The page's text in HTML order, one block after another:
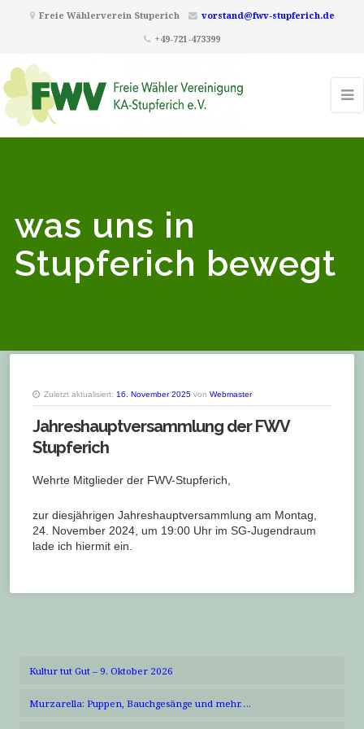
Freie Wählerverein Stuperich
vorstand@fwv-stupferich.de
+49-721-473399
was uns in
Stupferich bewegt
Zuletzt aktualisiert: 16. November 2025 von Webmaster
Jahreshauptversammlung der FWV
Stupferich
Wehrte Mitglieder der FWV-Stupferich,
zur diesjährigen Jahreshauptversammlung am Montag,
24. November 2024, um 19:00 Uhr im SG-Jugendraum
lade ich hiermit ein.
Kultur tut Gut – 9. Oktober 2026
Murzarella: Puppen, Bauchgesänge und mehr….